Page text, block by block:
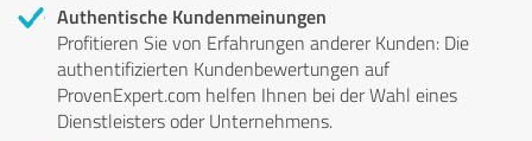
Authentische Kundenmeinungen
Profitieren Sie von Erfahrungen anderer Kunden: Die
authentifizierten Kundenbewertungen auf
ProvenExpert.com helfen Ihnen bei der Wahl eines
Dienstleisters oder Unternehmens.